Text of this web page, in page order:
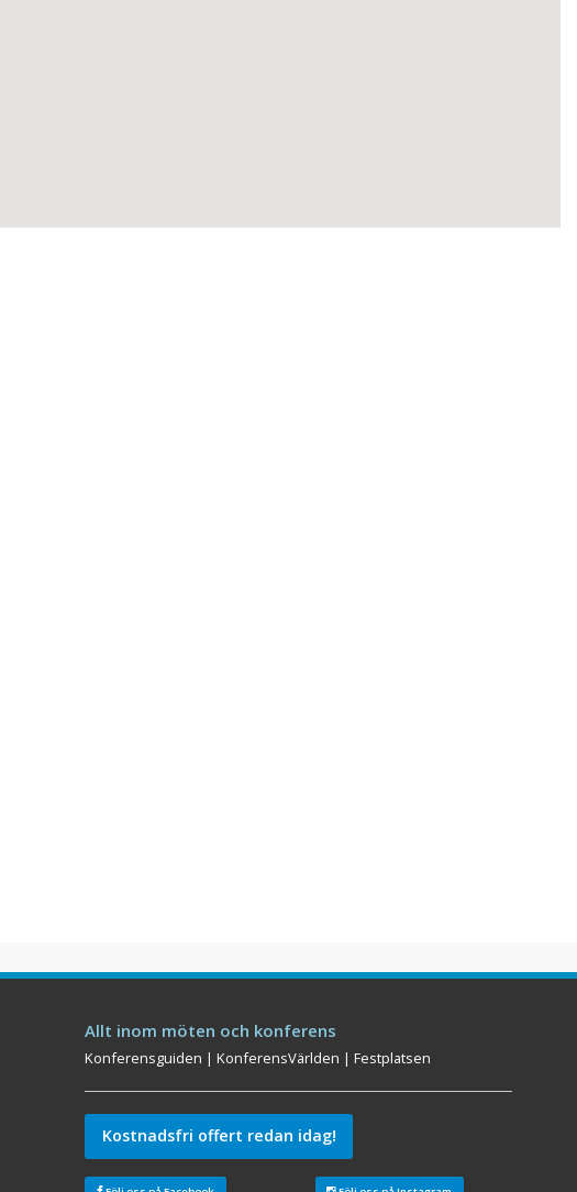
Allt inom möten och konferens
Konferensguiden |KonferensVärlden |Festplatsen
Kostnadsfri offert redan idag!